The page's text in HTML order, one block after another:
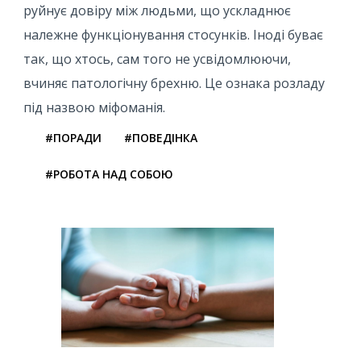
руйнує довіру між людьми, що ускладнює
належне функціонування стосунків. Іноді буває
так, що хтось, сам того не усвідомлюючи,
вчиняє патологічну брехню. Це ознака розладу
під назвою міфоманія.
#ПОРАДИ #ПОВЕДІНКА
#РОБОТА НАД СОБОЮ